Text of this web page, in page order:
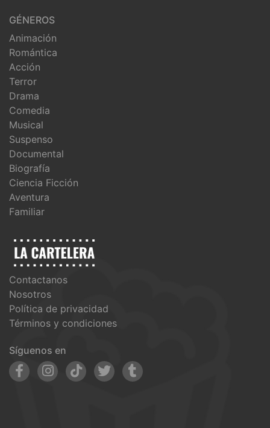
GÉNEROS
Animación
Romántica
Acción
Terror
Drama
Comedia
Musical
Suspenso
Documental
Biografía
Ciencia Ficción
Aventura
Familiar
Contactanos
Nosotros
Política de privacidad
Términos y condiciones
Síguenos en